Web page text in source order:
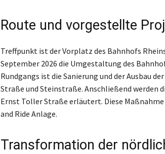
Route und vorgestellte
Treffpunkt ist der Vorplatz des Bahnhofs
September 2026 die Umgestaltung des
Rundgangs ist die Sanierung und der Ausbau
Straße und Steinstraße. Anschließend werden
Ernst Toller Straße erläutert. Diese
and Ride Anlage.
Transformation der